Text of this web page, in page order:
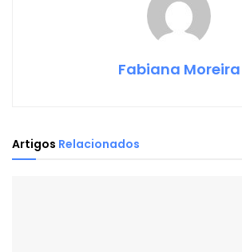
Fabiana Moreira
Artigos Relacionados